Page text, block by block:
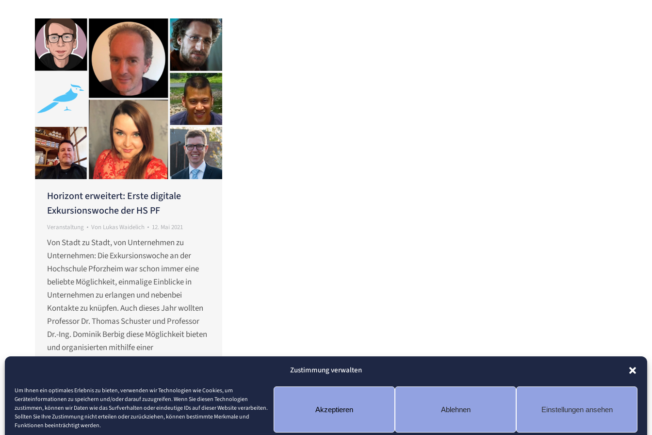
Zustimmung verwalten
Um Ihnen ein optimales Erlebnis zu bieten, verwenden wir Technologien wie Cookies, um
Geräteinformationen zu speichern und/oder darauf zuzugreifen. Wenn Sie diesen Technologien
zustimmen, können wir Daten wie das Surfverhalten oder eindeutige IDs auf dieser Website verarbeiten.
Sollten Sie Ihre Zustimmung nicht erteilen oder zurückziehen, können bestimmte Merkmale und
Funktionen beeinträchtigt werden.
Akzeptieren Ablehnen Einstellungen ansehen
Horizont erweitert: Erste digitale
Exkursionswoche der HS PF
Veranstaltung Von Lukas Waidelich 12. Mai 2021
Von Stadt zu Stadt, von Unternehmen zu
Unternehmen: Die Exkursionswoche an der
Hochschule Pforzheim war schon immer eine
beliebte Möglichkeit, einmalige Einblicke in
Unternehmen zu erlangen und nebenbei
Kontakte zu knüpfen. Auch dieses Jahr wollten
Professor Dr. Thomas Schuster und Professor
Dr.-Ing. Dominik Berbig diese Möglichkeit bieten
und organisierten mithilfe einer